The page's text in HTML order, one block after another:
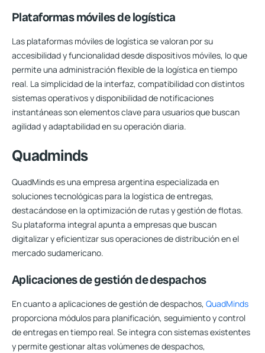
Plataformas móviles de logística
Las plataformas móviles de logística se valoran por su
accesibilidad y funcionalidad desde dispositivos móviles, lo que
permite una administración flexible de la logística en tiempo
real. La simplicidad de la interfaz, compatibilidad con distintos
sistemas operativos y disponibilidad de notificaciones
instantáneas son elementos clave para usuarios que buscan
agilidad y adaptabilidad en su operación diaria.
Quadminds
QuadMinds es una empresa argentina especializada en
soluciones tecnológicas para la logística de entregas,
destacándose en la optimización de rutas y gestión de flotas.
Su plataforma integral apunta a empresas que buscan
digitalizar y eficientizar sus operaciones de distribución en el
mercado sudamericano.
Aplicaciones de gestión de despachos
En cuanto a aplicaciones de gestión de despachos, QuadMinds
proporciona módulos para planificación, seguimiento y control
de entregas en tiempo real. Se integra con sistemas existentes
y permite gestionar altas volúmenes de despachos,